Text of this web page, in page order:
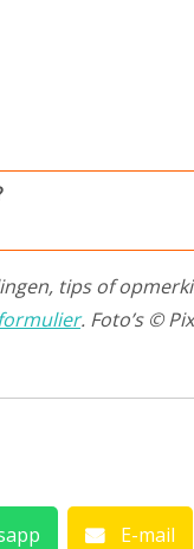
tips of
. Foto’s ©
E-mail